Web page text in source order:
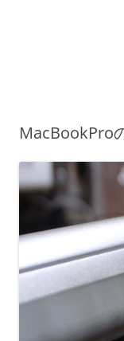
MacBookPro